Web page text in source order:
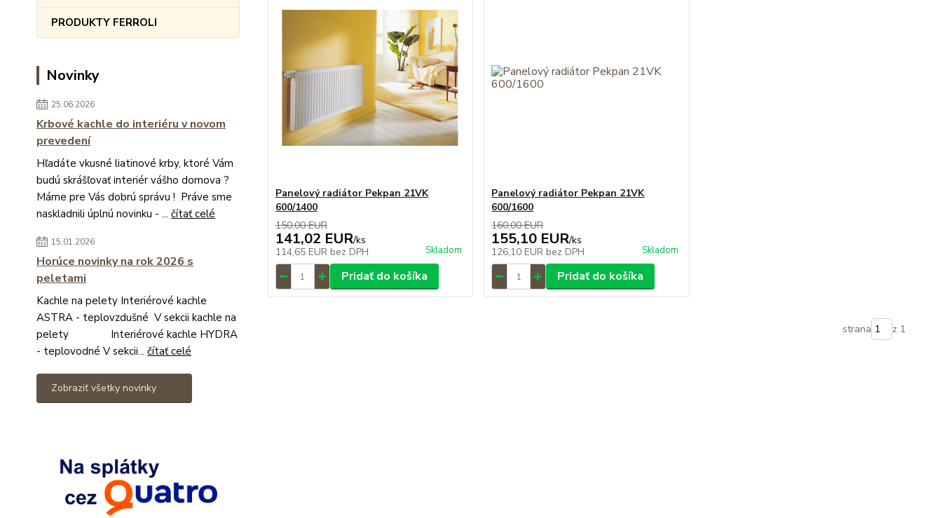
PRODUKTY FERROLI
Novinky
25.06.2026
Krbové kachle do interiéru v novom
prevedení
Hľadáte vkusné liatinové krby, ktoré Vám
budú skrášľovať interiér vášho domova ?
Máme pre Vás dobrú správu ! Práve sme
naskladnili úplnú novinku - ... čítať celé
15.01.2026
Horúce novinky na rok 2026 s
peletami
Kachle na pelety Interiérové kachle
ASTRA - teplovzdušné V sekcii kachle na
pelety Interiérové kachle HYDRA
- teplovodné V sekcii... čítať celé
Zobraziť všetky novinky
Panelový radiátor Pekpan 21VK
600/1400
150,00 EUR
141,02 EUR/ks
114,65 EUR bez DPH Skladom
Pridať do košíka
Panelový radiátor Pekpan 21VK
600/1600
160,00 EUR
155,10 EUR/ks
126,10 EUR bez DPH Skladom
Pridať do košíka
strana z 1